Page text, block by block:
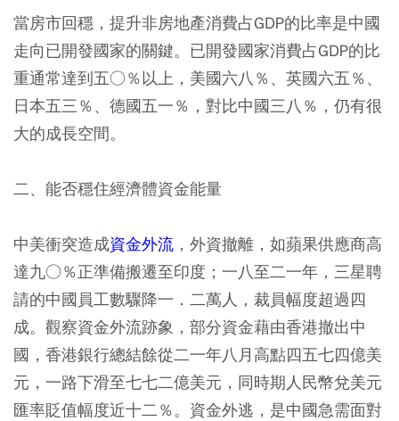
當房市回穩，提升非房地產消費占GDP的比率是中國
走向已開發國家的關鍵。已開發國家消費占GDP的比
重通常達到五○％以上，美國六八％、英國六五％、
日本五三％、德國五一％，對比中國三八％，仍有很
大的成長空間。
二、能否穩住經濟體資金能量
中美衝突造成資金外流 ，外資撤離，如蘋果供應商高
達九○％正準備搬遷至印度；一八至二一年，三星聘
請的中國員工數驟降一．二萬人，裁員幅度超過四
成。觀察資金外流跡象，部分資金藉由香港撤出中
國，香港銀行總結餘從二一年八月高點四五七四億美
元，一路下滑至七七二億美元，同時期人民幣兌美元
匯率貶值幅度近十二％。資金外逃，是中國急需面對